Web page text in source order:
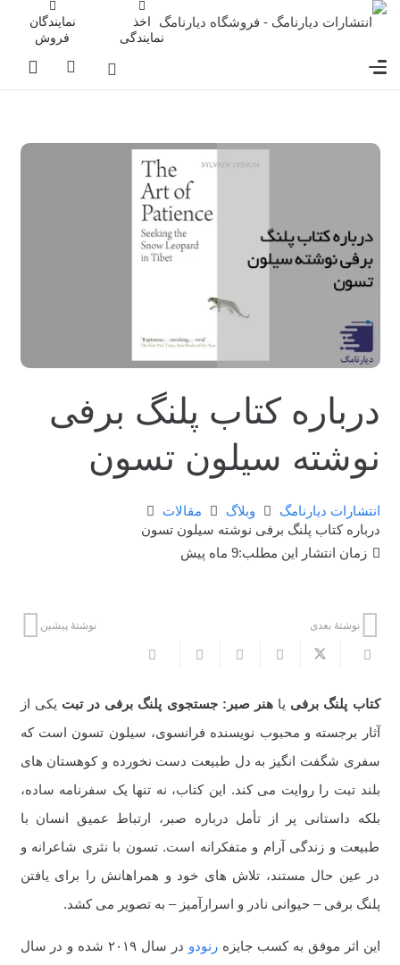
اخذ
نمایندگی
نمایندگان
فروش
درباره کتاب پلنگ برفی
نوشته سیلون تسون
انتشارات دیارنامگ وبلاگ
مقالات
درباره کتاب پلنگ برفی نوشته سیلون تسون
زمان انتشار این مطلب:9 ماه پیش
نوشتهٔ پیشین نوشتهٔ بعدی
کتاب پلنگ برفی یاهنر صبر: جستجوی پلنگ برفی در تبت یکی از
آثار برجسته و محبوب نویسنده فرانسوی، سیلون تسون است که
سفری شگفت انگیز به دل طبیعت دست نخورده و کوهستان های
بلند تبت را روایت می کند. این کتاب، نه تنها یک سفرنامه ساده،
بلکه داستانی پر از تأمل درباره صبر، ارتباط عمیق انسان با
طبیعت و زندگی آرام و متفکرانه است. تسون با نثری شاعرانه و
در عین حال مستند، تلاش های خود و همراهانش را برای یافتن
پلنگ برفی – حیوانی نادر و اسرارآمیز – به تصویر می کشد.
این اثر موفق به کسب جایزهرنودو
در سال ۲۰۱۹ شده و در سال